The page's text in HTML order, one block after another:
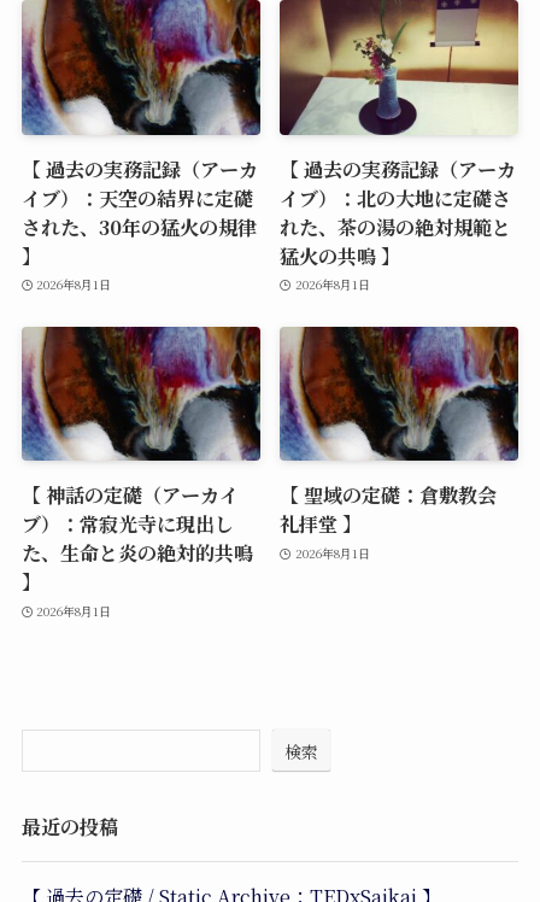
【 過去の実務記録（アーカ
イブ）：天空の結界に定礎
された、30年の猛火の規律
】
2026年8月1日
【 過去の実務記録（アーカ
イブ）：北の大地に定礎さ
れた、茶の湯の絶対規範と
猛火の共鳴 】
2026年8月1日
【 神話の定礎（アーカイ
ブ）：常寂光寺に現出し
た、生命と炎の絶対的共鳴
】
2026年8月1日
【 聖域の定礎：倉敷教会
礼拝堂 】
2026年8月1日
検索
最近の投稿
【 過去の定礎 / Static Archive：TEDxSaikai 】